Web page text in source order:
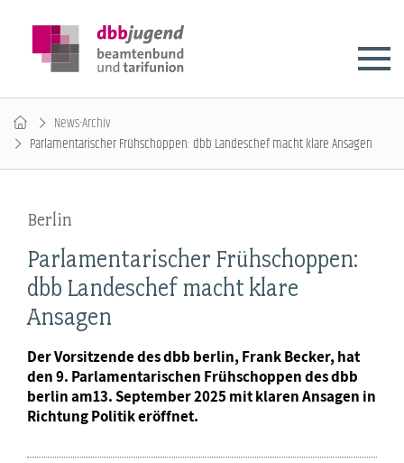
News-Archiv
Parlamentarischer Frühschoppen: dbb Landeschef macht klare Ansagen
Berlin
Parlamentarischer Frühschoppen:
dbb Landeschef macht klare
Ansagen
Der Vorsitzende des dbb berlin, Frank Becker, hat
den 9. Parlamentarischen Frühschoppen des dbb
berlin am13. September 2025 mit klaren Ansagen in
Richtung Politik eröffnet.